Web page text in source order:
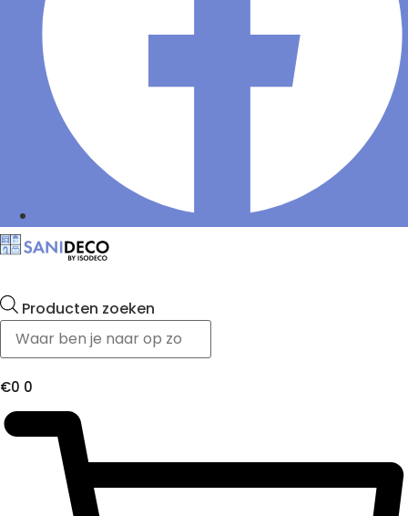
Producten zoeken
€0 0